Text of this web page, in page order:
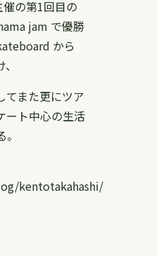
の第1回目の
jam で優勝
から
てまた更にツア
ート中心の生活
kentotakahashi/